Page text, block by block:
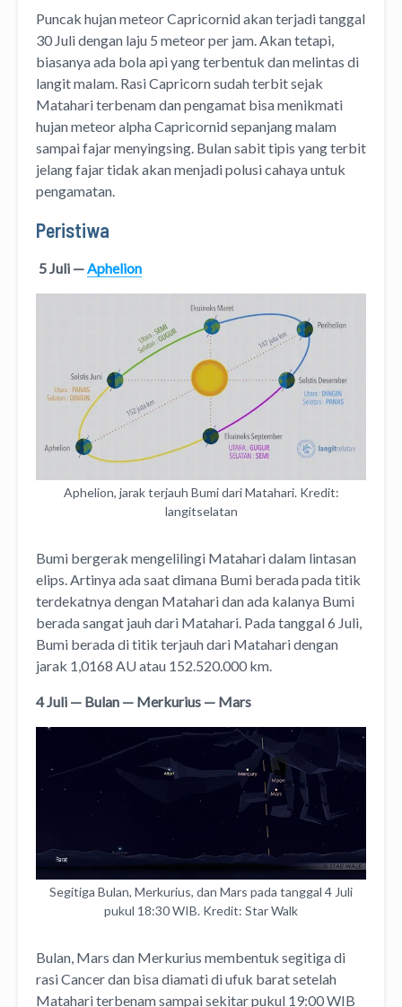
Puncak hujan meteor Capricornid akan terjadi tanggal
30 Juli dengan laju 5 meteor per jam. Akan tetapi,
biasanya ada bola api yang terbentuk dan melintas di
langit malam. Rasi Capricorn sudah terbit sejak
Matahari terbenam dan pengamat bisa menikmati
hujan meteor alpha Capricornid sepanjang malam
sampai fajar menyingsing. Bulan sabit tipis yang terbit
jelang fajar tidak akan menjadi polusi cahaya untuk
pengamatan.
Peristiwa
5 Juli —Aphelion
Aphelion, jarak terjauh Bumi dari Matahari. Kredit:
langitselatan
Bumi bergerak mengelilingi Matahari dalam lintasan
elips. Artinya ada saat dimana Bumi berada pada titik
terdekatnya dengan Matahari dan ada kalanya Bumi
berada sangat jauh dari Matahari. Pada tanggal 6 Juli,
Bumi berada di titik terjauh dari Matahari dengan
jarak 1,0168 AU atau 152.520.000 km.
4 Juli — Bulan — Merkurius — Mars
Segitiga Bulan, Merkurius, dan Mars pada tanggal 4 Juli
pukul 18:30 WIB. Kredit: Star Walk
Bulan, Mars dan Merkurius membentuk segitiga di
rasi Cancer dan bisa diamati di ufuk barat setelah
Matahari terbenam sampai sekitar pukul 19:00 WIB